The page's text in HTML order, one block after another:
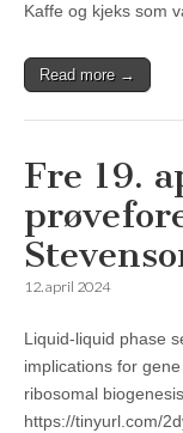
Kaffe og kjeks som
Read more →
Fre 19.
12. april 2024
Liquid-liquid phase
implications for
ribosomal
https://tinyurl.com/